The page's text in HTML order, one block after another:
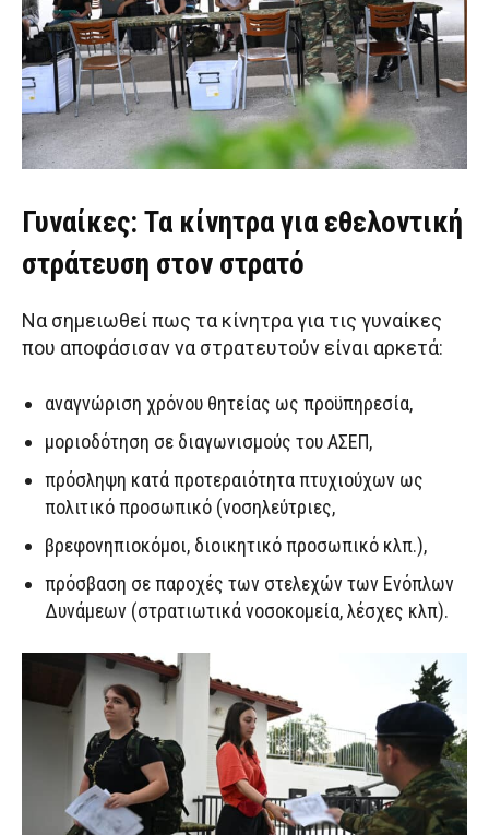
Γυναίκες: Τα κίνητρα για εθελοντική
στράτευση στον στρατό
Να σημειωθεί πως τα κίνητρα για τις γυναίκες
που αποφάσισαν να στρατευτούν είναι αρκετά:
αναγνώριση χρόνου θητείας ως προϋπηρεσία,
μοριοδότηση σε διαγωνισμούς του ΑΣΕΠ,
πρόσληψη κατά προτεραιότητα πτυχιούχων ως
πολιτικό προσωπικό (νοσηλεύτριες,
βρεφονηπιοκόμοι, διοικητικό προσωπικό κλπ.),
πρόσβαση σε παροχές των στελεχών των Ενόπλων
Δυνάμεων (στρατιωτικά νοσοκομεία, λέσχες κλπ).